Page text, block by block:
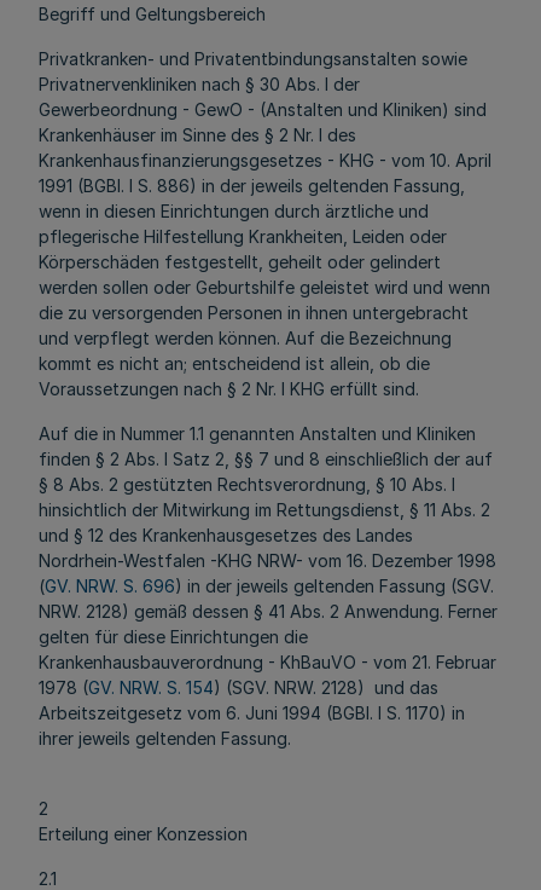
Begriff und Geltungsbereich
Privatkranken- und Privatentbindungsanstalten sowie
Privatnervenkliniken nach § 30 Abs. l der
Gewerbeordnung - GewO - (Anstalten und Kliniken) sind
Krankenhäuser im Sinne des § 2 Nr. l des
Krankenhausfinanzierungsgesetzes - KHG - vom 10. April
1991 (BGBl. I S. 886) in der jeweils geltenden Fassung,
wenn in diesen Einrichtungen durch ärztliche und
pflegerische Hilfestellung Krankheiten, Leiden oder
Körperschäden festgestellt, geheilt oder gelindert
werden sollen oder Geburtshilfe geleistet wird und wenn
die zu versorgenden Personen in ihnen untergebracht
und verpflegt werden können. Auf die Bezeichnung
kommt es nicht an; entscheidend ist allein, ob die
Voraussetzungen nach § 2 Nr. l KHG erfüllt sind.
Auf die in Nummer 1.1 genannten Anstalten und Kliniken
finden § 2 Abs. l Satz 2, §§ 7 und 8 einschließlich der auf
§ 8 Abs. 2 gestützten Rechtsverordnung, § 10 Abs. l
hinsichtlich der Mitwirkung im Rettungsdienst, § 11 Abs. 2
und § 12 des Krankenhausgesetzes des Landes
Nordrhein-Westfalen -KHG NRW- vom 16. Dezember 1998
(GV. NRW. S. 696) in der jeweils geltenden Fassung (SGV.
NRW. 2128) gemäß dessen § 41 Abs. 2 Anwendung. Ferner
gelten für diese Einrichtungen die
Krankenhausbauverordnung - KhBauVO - vom 21. Februar
1978 (GV. NRW. S. 154) (SGV. NRW. 2128) und das
Arbeitszeitgesetz vom 6. Juni 1994 (BGBl. I S. 1170) in
ihrer jeweils geltenden Fassung.
2
Erteilung einer Konzession
2.1